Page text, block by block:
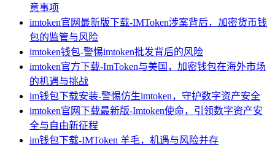
意事项
imtoken官网最新版下载-IMToken涉案背后，加密货币钱
包的监管与风险
imtoken钱包-警惕imtoken批发背后的风险
imtoken官方下载-ImToken与美国，加密钱包在海外市场
的机遇与挑战
im钱包下载安装-警惕仿生imtoken，守护数字资产安全
imtoken官网下载最新版-Imtoken使命，引领数字资产安
全与自由新征程
im钱包下载-IMToken 羊毛，机遇与风险并存